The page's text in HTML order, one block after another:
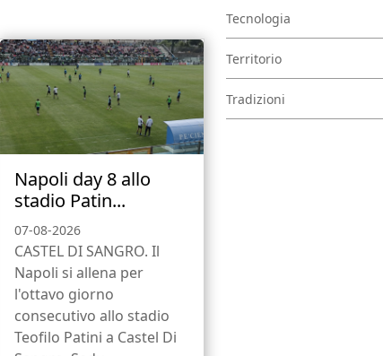
Napoli day 8 allo
stadio Patin...
07-08-2026
CASTEL DI SANGRO. Il
Napoli si allena per
l'ottavo giorno
consecutivo allo stadio
Teofilo Patini a Castel Di
Tecnologia
Territorio
Tradizioni